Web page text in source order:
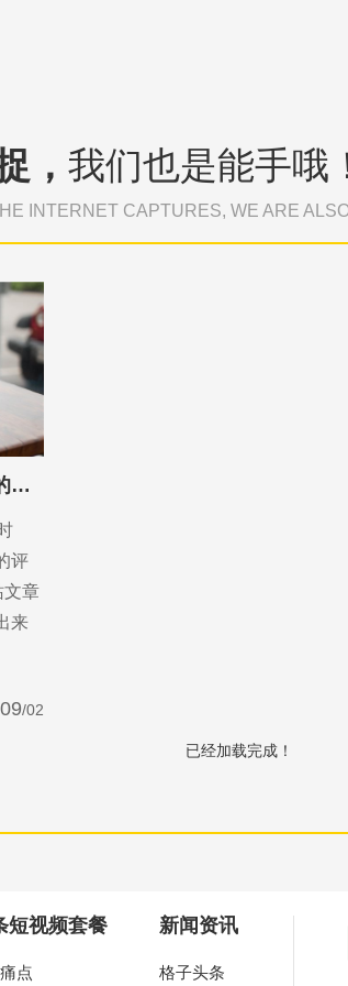
，我们也是能手哦
INTERNET CAPTURES, WE ARE
做网站优化时，影响网站文章质量的五大因素
评
文章
来
09/02
已经加载完成！
短视频套餐
点
新闻资讯
格子头条
高端营销型网站。